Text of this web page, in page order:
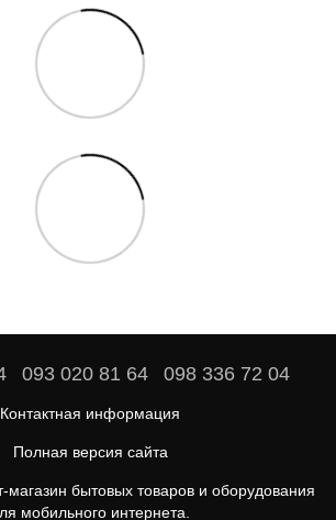
093 020 81 64 098 336 72 04
Контактная информация
Полная версия сайта
магазин бытовых товаров и оборудования
мобильного интернета.